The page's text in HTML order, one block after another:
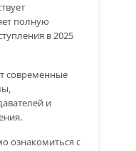
полную
в 2025
современные
и
ознакомиться с